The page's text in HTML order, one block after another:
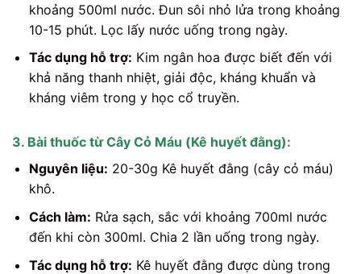
khoảng 500ml nước. Đun sôi nhỏ lửa trong khoảng
10-15 phút. Lọc lấy nước uống trong ngày.
Tác dụng hỗ trợ: Kim ngân hoa được biết đến với
khả năng thanh nhiệt, giải độc, kháng khuẩn và
kháng viêm trong y học cổ truyền.
3. Bài thuốc từ Cây Cỏ Máu (Kê huyết đằng):
Nguyên liệu: 20-30g Kê huyết đằng (cây cỏ máu)
khô.
Cách làm: Rửa sạch, sắc với khoảng 700ml nước
đến khi còn 300ml. Chia 2 lần uống trong ngày.
Tác dụng hỗ trợ: Kê huyết đằng được dùng trong